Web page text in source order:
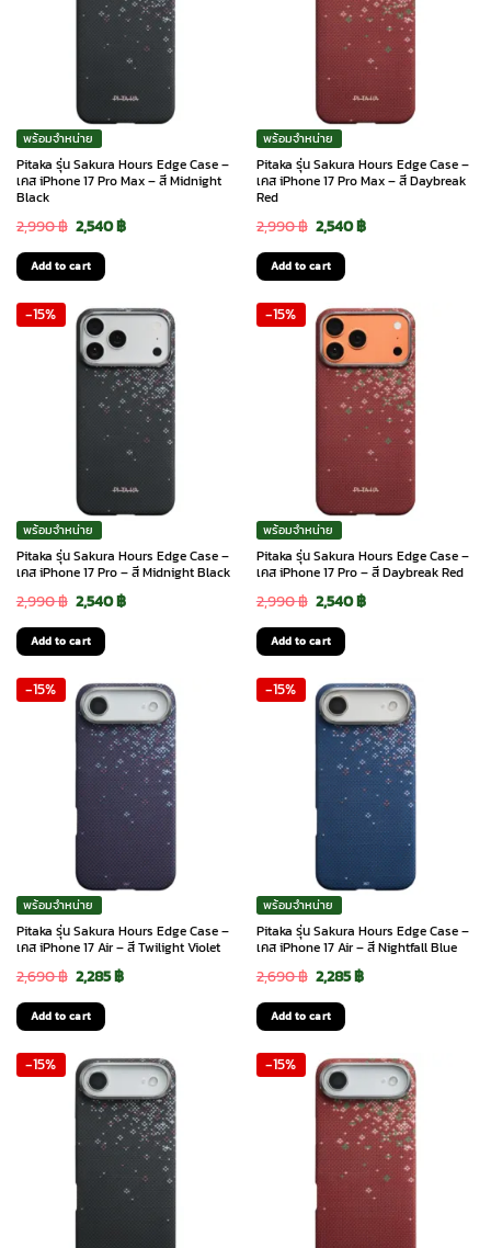
พร้อมจำหน่าย
Pitaka รุ่น Sakura Hours Edge Case –
เคส iPhone 17 Pro Max – สี Midnight
Black
2,990฿ Original
price
was:
2,990 ฿.
2,540฿Current
2,540 ฿.
Add to cart
พร้อมจำหน่าย
Pitaka รุ่น Sakura Hours Edge Case –
เคส iPhone 17 Pro Max – สี Daybreak
Red
2,990฿ Original
price
was:
2,990 ฿.
2,540฿Current
2,540 ฿.
Add to cart
-15%
พร้อมจำหน่าย
Pitaka รุ่น Sakura Hours Edge Case –
เคส iPhone 17 Pro – สี Midnight Black
2,990฿ Original
price
was:
2,990 ฿.
2,540฿Current
2,540 ฿.
Add to cart
-15%
พร้อมจำหน่าย
Pitaka รุ่น Sakura Hours Edge Case –
เคส iPhone 17 Pro – สี Daybreak Red
2,990฿ Original
price
was:
2,990 ฿.
2,540฿Current
2,540 ฿.
Add to cart
-15%
พร้อมจำหน่าย
Pitaka รุ่น Sakura Hours Edge Case –
เคส iPhone 17 Air – สี Twilight Violet
2,690฿ Original
price
was:
2,690 ฿.
2,285฿Current
2,285 ฿.
Add to cart
-15%
พร้อมจำหน่าย
Pitaka รุ่น Sakura Hours Edge Case –
เคส iPhone 17 Air – สี Nightfall Blue
2,690฿ Original
price
was:
2,690 ฿.
2,285฿Current
2,285 ฿.
Add to cart
-15% -15%